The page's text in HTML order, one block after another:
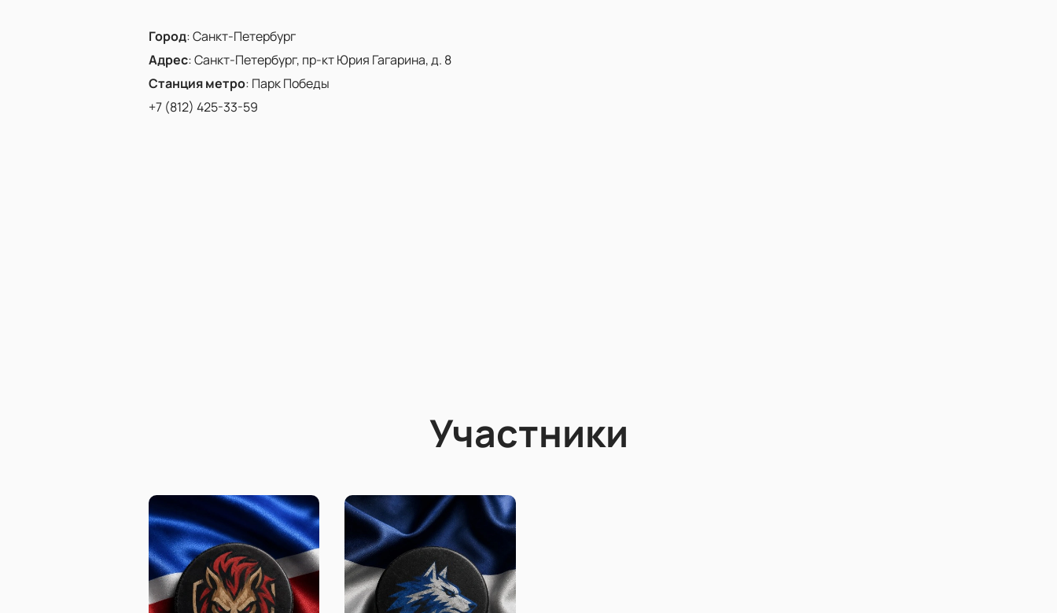
Город:Санкт-Петербург
Адрес:Санкт-Петербург, пр-кт Юрия Гагарина, д. 8
Станция метро: Парк Победы
+7 (812) 425-33-59
Участники